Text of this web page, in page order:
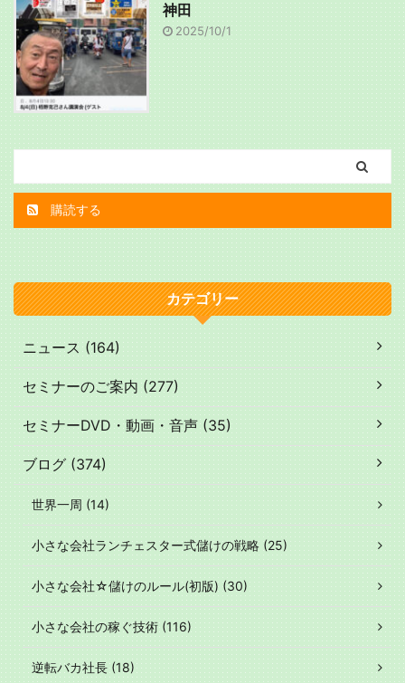
神田
2025/10/1
購読する
カテゴリー
ニュース (164)
セミナーのご案内 (277)
セミナーDVD・動画・音声 (35)
ブログ (374)
世界一周 (14)
小さな会社ランチェスター式儲けの戦略 (25)
小さな会社☆儲けのルール(初版) (30)
小さな会社の稼ぐ技術 (116)
逆転バカ社長 (18)